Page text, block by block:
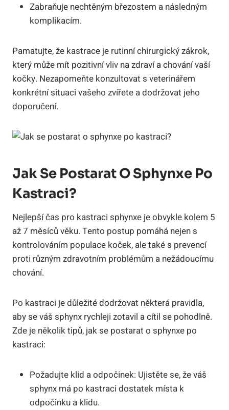
Zabraňuje nechtěným březostem a následným
komplikacím.
Pamatujte, že kastrace je rutinní chirurgický zákrok,
který může mít pozitivní vliv na zdraví a chování vaší
kočky. Nezapomeňte konzultovat s veterinářem
konkrétní situaci vašeho zvířete a dodržovat jeho
doporučení.
Jak Se Postarat O Sphynxe Po
Kastraci?
Nejlepší čas pro kastraci sphynxe je obvykle kolem 5
až 7 měsíců věku. Tento postup pomáhá nejen s
kontrolováním populace koček, ale také s prevencí
proti různým zdravotním problémům a nežádoucímu
chování.
Po kastraci je důležité dodržovat některá pravidla,
aby se váš sphynx rychleji zotavil a cítil se pohodlně.
Zde je několik tipů, jak se postarat o sphynxe po
kastraci:
Požadujte klid a odpočinek: Ujistěte se, že váš
sphynx má po kastraci dostatek místa k
odpočinku a klidu.